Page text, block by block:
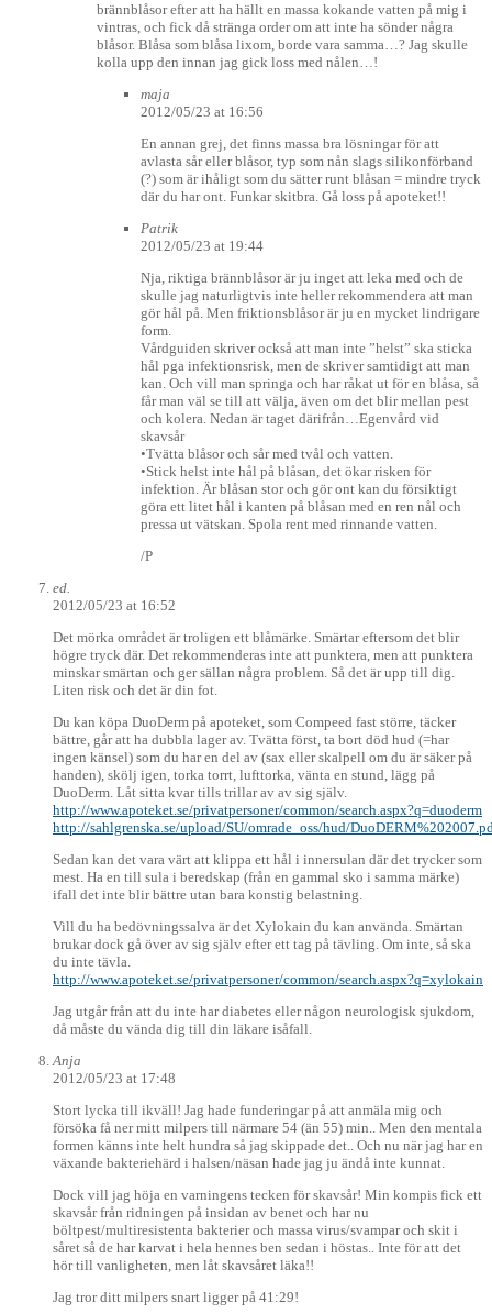
brännblåsor efter att ha hällt en massa kokande vatten på mig i
vintras, och fick då stränga order om att inte ha sönder några
blåsor. Blåsa som blåsa lixom, borde vara samma…? Jag skulle
kolla upp den innan jag gick loss med nålen…!
maja
2012/05/23 at 16:56
En annan grej, det finns massa bra lösningar för att
avlasta sår eller blåsor, typ som nån slags silikonförband
(?) som är ihåligt som du sätter runt blåsan = mindre tryck
där du har ont. Funkar skitbra. Gå loss på apoteket!!
Patrik
2012/05/23 at 19:44
Nja, riktiga brännblåsor är ju inget att leka med och de
skulle jag naturligtvis inte heller rekommendera att man
gör hål på. Men friktionsblåsor är ju en mycket lindrigare
form.
Vårdguiden skriver också att man inte ”helst” ska sticka
hål pga infektionsrisk, men de skriver samtidigt att man
kan. Och vill man springa och har råkat ut för en blåsa, så
får man väl se till att välja, även om det blir mellan pest
och kolera. Nedan är taget därifrån…Egenvård vid
skavsår
•Tvätta blåsor och sår med tvål och vatten.
•Stick helst inte hål på blåsan, det ökar risken för
infektion. Är blåsan stor och gör ont kan du försiktigt
göra ett litet hål i kanten på blåsan med en ren nål och
pressa ut vätskan. Spola rent med rinnande vatten.
/P
ed.
2012/05/23 at 16:52
Det mörka området är troligen ett blåmärke. Smärtar eftersom det blir
högre tryck där. Det rekommenderas inte att punktera, men att punktera
minskar smärtan och ger sällan några problem. Så det är upp till dig.
Liten risk och det är din fot.
Du kan köpa DuoDerm på apoteket, som Compeed fast större, täcker
bättre, går att ha dubbla lager av. Tvätta först, ta bort död hud (=har
ingen känsel) som du har en del av (sax eller skalpell om du är säker på
handen), skölj igen, torka torrt, lufttorka, vänta en stund, lägg på
DuoDerm. Låt sitta kvar tills trillar av av sig själv.
http://www.apoteket.se/privatpersoner/common/search.aspx?q=duoderm
http://sahlgrenska.se/upload/SU/omrade_oss/hud/
Sedan kan det vara värt att klippa ett hål i innersulan där det trycker som
mest. Ha en till sula i beredskap (från en gammal sko i samma märke)
ifall det inte blir bättre utan bara konstig belastning.
Vill du ha bedövningssalva är det Xylokain du kan använda. Smärtan
brukar dock gå över av sig själv efter ett tag på tävling. Om inte, så ska
du inte tävla.
http://www.apoteket.se/privatpersoner/common/search.aspx?q=xylokain
Jag utgår från att du inte har diabetes eller någon neurologisk sjukdom,
då måste du vända dig till din läkare isåfall.
Anja
2012/05/23 at 17:48
Stort lycka till ikväll! Jag hade funderingar på att anmäla mig och
försöka få ner mitt milpers till närmare 54 (än 55) min.. Men den mentala
formen känns inte helt hundra så jag skippade det.. Och nu när jag har en
växande bakteriehärd i halsen/näsan hade jag ju ändå inte kunnat.
Dock vill jag höja en varningens tecken för skavsår! Min kompis fick ett
skavsår från ridningen på insidan av benet och har nu
böltpest/multiresistenta bakterier och massa virus/svampar och skit i
såret så de har karvat i hela hennes ben sedan i höstas.. Inte för att det
hör till vanligheten, men låt skavsåret läka!!
Jag tror ditt milpers snart ligger på 41:29!